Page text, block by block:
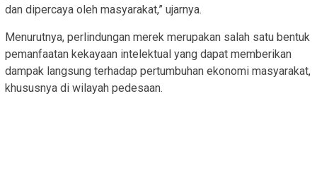
dan dipercaya oleh masyarakat,” ujarnya.
Menurutnya, perlindungan merek merupakan salah satu bentuk
pemanfaatan kekayaan intelektual yang dapat memberikan
dampak langsung terhadap pertumbuhan ekonomi masyarakat,
khususnya di wilayah pedesaan.